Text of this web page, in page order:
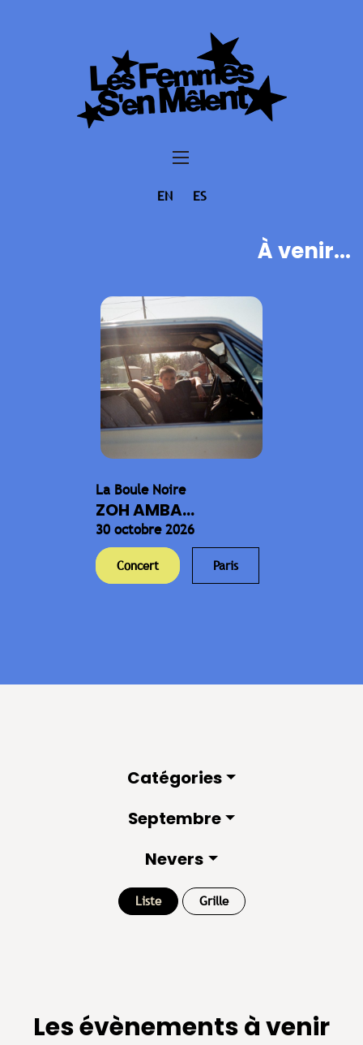
EN ES
À venir...
La Boule Noire
ZOH AMBA...
30 octobre 2026
Concert Paris
Catégories
Septembre
Nevers
Liste Grille
Les évènements à venir